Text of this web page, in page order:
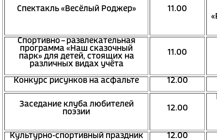
Спектакль «Весёлый Роджер»
11.00
Спортивно – развлекательная
программа «Наш сказочный
парк» для детей, стоящих на
различных видах учёта
11.00
Конкурс рисунков на асфальте 12.00
Заседание клуба любителей
поэзии
12.00
Культурно-спортивный праздник 12.00